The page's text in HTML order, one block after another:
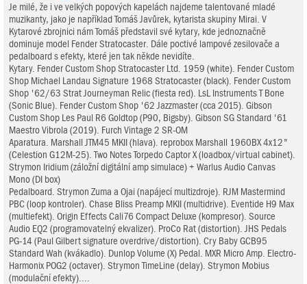
Je milé, že i ve velkých popových kapelách najdeme talentované mladé
muzikanty, jako je například Tomáš Javůrek, kytarista skupiny Mirai. V
Kytarové zbrojnici nám Tomáš představil své kytary, kde jednoznačně
dominuje model Fender Stratocaster. Dále poctivé lampové zesilovače a
pedalboard s efekty, které jen tak někde nevidíte.
Kytary. Fender Custom Shop Stratocaster Ltd. 1959 (white). Fender Custom
Shop Michael Landau Signature 1968 Stratocaster (black). Fender Custom
Shop '62/63 Strat Journeyman Relic (fiesta red). LsL Instruments T Bone
(Sonic Blue). Fender Custom Shop '62 Jazzmaster (cca 2015). Gibson
Custom Shop Les Paul R6 Goldtop (P90, Bigsby). Gibson SG Standard '61
Maestro Vibrola (2019). Furch Vintage 2 SR-OM
Aparatura. Marshall JTM45 MKII (hlava). reprobox Marshall 1960BX 4x12"
(Celestion G12M-25). Two Notes Torpedo Captor X (loadbox/virtual cabinet).
Strymon Iridium (záložní digitální amp simulace) + Warlus Audio Canvas
Mono (DI box)
Pedalboard. Strymon Zuma a Ojai (napájecí multizdroje). RJM Mastermind
PBC (loop kontroler). Chase Bliss Preamp MKII (multidrive). Eventide H9 Max
(multiefekt). Origin Effects Cali76 Compact Deluxe (kompresor). Source
Audio EQ2 (programovatelný ekvalizer). ProCo Rat (distortion). JHS Pedals
PG-14 (Paul Gilbert signature overdrive/distortion). Cry Baby GCB95
Standard Wah (kvákadlo). Dunlop Volume (X) Pedal. MXR Micro Amp. Electro-
Harmonix POG2 (octaver). Strymon TimeLine (delay). Strymon Mobius
(modulační efekty)....